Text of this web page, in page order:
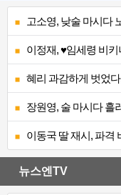
고소영, 낮술 마시다
이정재, ♥임세령 비
혜리 과감하게 벗었
장원영, 술 마시다 흘
이동국 딸 재시, 파격
뉴스엔TV